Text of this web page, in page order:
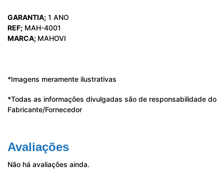
GARANTIA; 1 ANO
REF; MAH-4001
MARCA; MAHOVI
*Imagens meramente ilustrativas
*Todas as informações divulgadas são de responsabilidade do
Fabricante/Fornecedor
Avaliações
Não há avaliações ainda.